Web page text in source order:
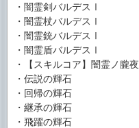
・闇霊剣バルデスⅠ
・闇霊杖バルデスⅠ
・闇霊銃バルデスⅠ
・闇霊盾バルデスⅠ
・【スキルコア】闇霊ノ朧夜
・伝説の輝石
・回帰の輝石
・継承の輝石
・飛躍の輝石